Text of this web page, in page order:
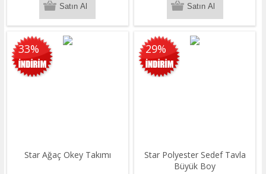
33%
Star Ağaç Okey Takımı
29%
Star Polyester Sedef Tavla
Büyük Boy